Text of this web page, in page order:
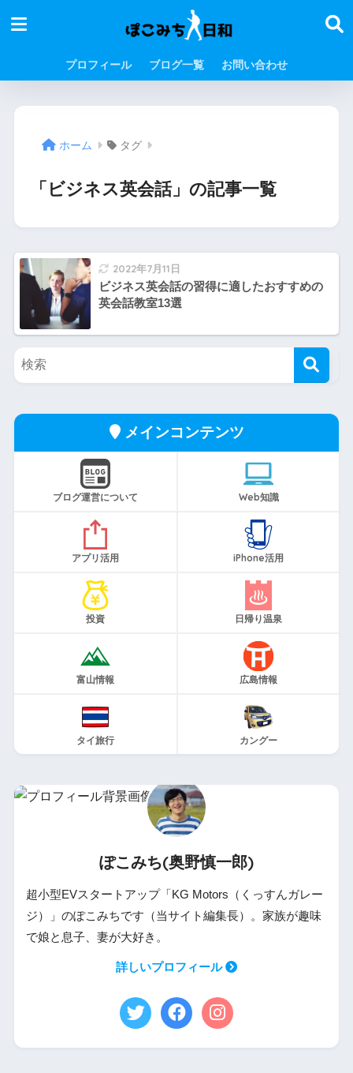
プロフィール ブログ一覧 お問い合わせ
ホーム タグ
「ビジネス英会話」の記事一覧
2022年7月11日
ビジネス英会話の習得に適したおすすめの
英会話教室13選
メインコンテンツ
ブログ運営について Web知識
アプリ活用 iPhone活用
投資 日帰り温泉
富山情報 広島情報
タイ旅行 カングー
ぽこみち(奥野慎一郎)
超小型EVスタートアップ「KG Motors（くっすんガレー
ジ）」のぽこみちです（当サイト編集長）。家族が趣味
で娘と息子、妻が大好き。
詳しいプロフィール